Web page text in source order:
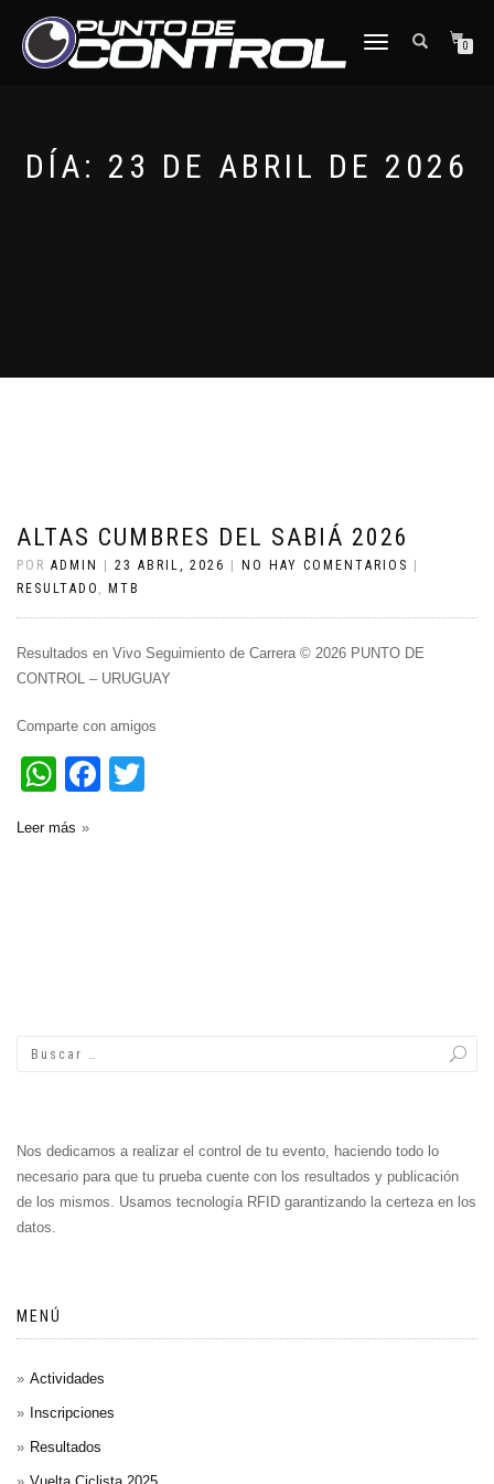
CAMBIAR
0
DÍA: 23 DE ABRIL DE 2026
ALTAS CUMBRES DEL SABIÁ 2026
POR ADMIN 23 ABRIL, 2026 NO HAY COMENTARIOS
RESULTADO , MTB
Resultados en Vivo Seguimiento de Carrera © 2026 PUNTO DE
CONTROL – URUGUAY
Comparte con amigos
WhatsApp
Facebook
Leer más
Nos dedicamos a realizar el control de tu evento, haciendo todo lo
necesario para que tu prueba cuente con los resultados y publicación
de los mismos. Usamos tecnología RFID garantizando la certeza en los
datos.
MENÚ
Actividades
Inscripciones
Resultados